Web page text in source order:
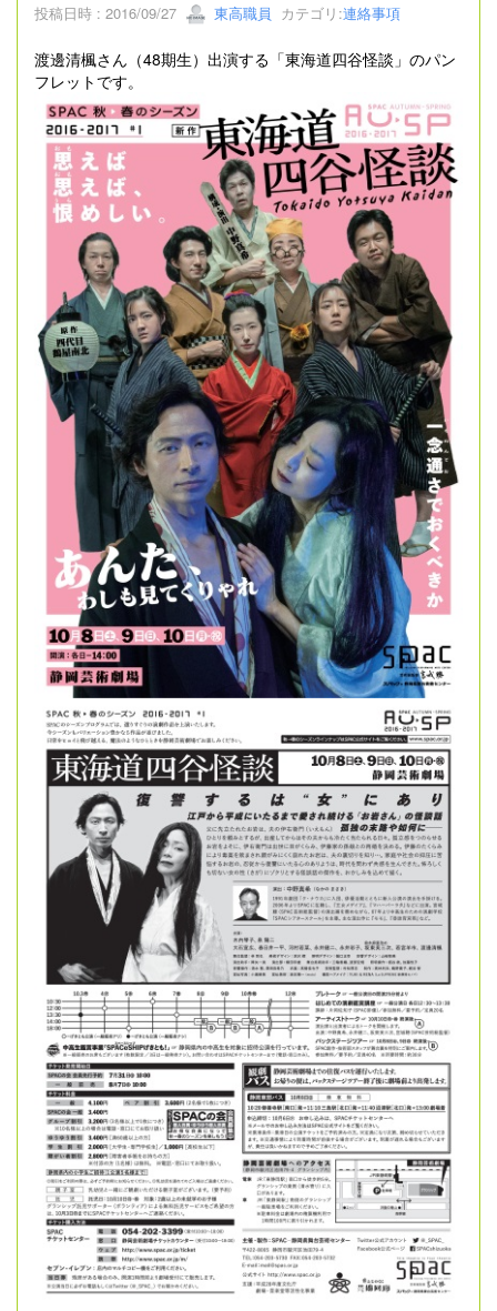
投稿日時 : 2016/09/27 東高職員 カテゴリ:連絡事項
渡邊清楓さん（48期生）出演する「東海道四谷怪談」のパン
フレットです。